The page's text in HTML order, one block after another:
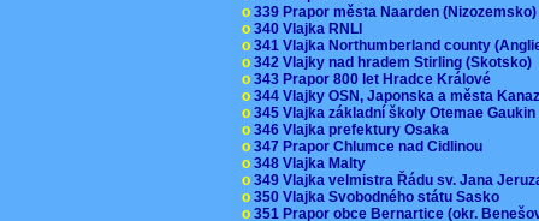
o 339 Prapor města Naarden
o 340 Vlajka RNLI
o 341 Vlajka Northumberland county
o 342 Vlajky nad hradem Stirling (Skotsko)
o 343 Prapor 800 let Hradce Králové
o 344 Vlajky OSN, Japonska a města
o 345 Vlajka základní školy Otemae
o 346 Vlajka prefektury Osaka
o 347 Prapor Chlumce nad Cidlinou
o 348 Vlajka Malty
o 349 Vlajka velmistra Řádu sv. Jana
o 350 Vlajka Svobodného státu Sasko
o 351 Prapor obce Bernartice (okr.